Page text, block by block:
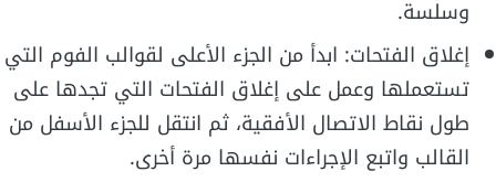
وسلسة.
إغلاق الفتحات: ابدأ من الجزء الأعلى لقوالب الفوم التي
تستعملها وعمل على إغلاق الفتحات التي تجدها على
طول نقاط الاتصال الأفقية، ثم انتقل للجزء الأسفل من
القالب واتبع الإجراءات نفسها مرة أخرى.